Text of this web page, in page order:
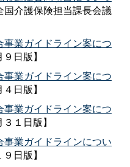
国介護保険担当課長会議
業ガイドライン案につ
日版】
業ガイドライン案につ
日版】
業ガイドライン案につ
１日版】
業ガイドラインについ
日版】